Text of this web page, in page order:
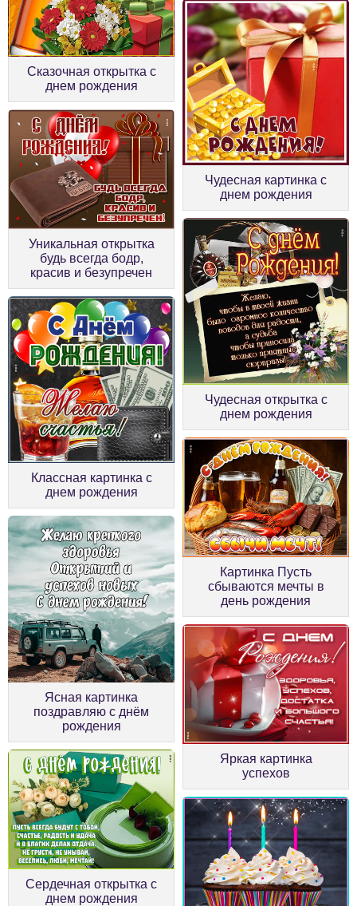
Сказочная открытка с
днем рождения
Чудесная картинка с
днем рождения
Уникальная открытка
будь всегда бодр,
красив и безупречен
Чудесная открытка с
днем рождения
Классная картинка с
днем рождения
Картинка Пусть
сбываются мечты в
день рождения
Ясная картинка
поздравляю с днём
рождения
Яркая картинка
успехов
Сердечная открытка с
днем рождения